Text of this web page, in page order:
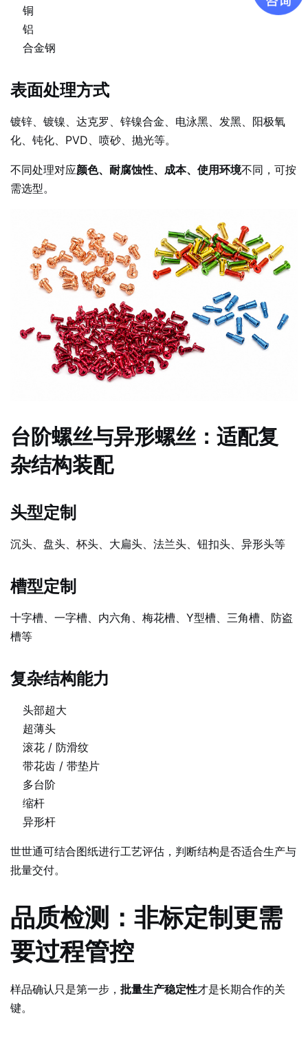
铜
铝
合金钢
表面处理方式
镀锌、镀镍、达克罗、锌镍合金、电泳黑、发黑、阳极氧
化、钝化、PVD、喷砂、抛光等。
不同处理对应颜色、耐腐蚀性、成本、使用环境不同，可按
需选型。
台阶螺丝与异形螺丝：适配复
杂结构装配
头型定制
沉头、盘头、杯头、大扁头、法兰头、钮扣头、异形头等
槽型定制
十字槽、一字槽、内六角、梅花槽、Y型槽、三角槽、防盗
槽等
复杂结构能力
头部超大
超薄头
滚花 / 防滑纹
带花齿 / 带垫片
多台阶
缩杆
异形杆
世世通可结合图纸进行工艺评估，判断结构是否适合生产与
批量交付。
品质检测：非标定制更需
要过程管控
样品确认只是第一步， 批量生产稳定性才是长期合作的关
键。